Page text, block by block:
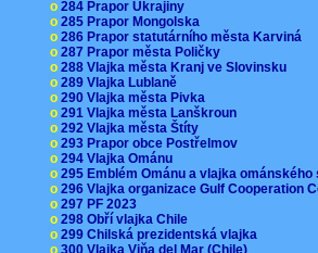
o 284 Prapor Ukrajiny
o 285 Prapor Mongolska
o 286 Prapor statutárního města Karviná
o 287 Prapor města Poličky
o 288 Vlajka města Kranj ve Slovinsku
o 289 Vlajka Lublaně
o 290 Vlajka města Pivka
o 291 Vlajka města Lanškroun
o 292 Vlajka města Štíty
o 293 Prapor obce Postřelmov
o 294 Vlajka Ománu
o 295 Emblém Ománu a vlajka
o 296 Vlajka organizace Gulf Cooperation
o 297 PF 2023
o 298 Obří vlajka Chile
o 299 Chilská prezidentská vlajka
o 300 Vlajka Viňa del Mar (Chile)